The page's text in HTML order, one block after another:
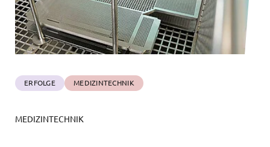
ERFOLGE MEDIZINTECHNIK
MEDIZINTECHNIK